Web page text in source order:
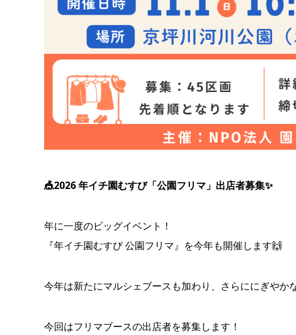
🎪2026 年イチ園むすび「公園フリマ」出店者募集✨
年に一度のビッグイベント！
『年イチ園むすび 公園フリマ』を今年も開催します🙌
今年は新たにマルシェブースも加わり、さらににぎやか
今回はフリマブースの出店者を募集します！